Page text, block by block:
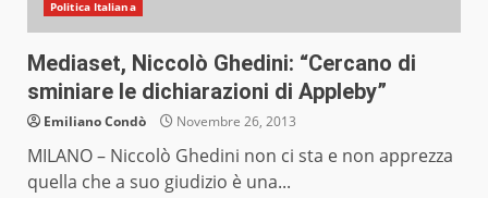
Politica Italiana
Mediaset, Niccolò Ghedini: “Cercano di
sminiare le dichiarazioni di Appleby”
Emiliano Condò Novembre 26, 2013
MILANO – Niccolò Ghedini non ci sta e non apprezza
quella che a suo giudizio è una...